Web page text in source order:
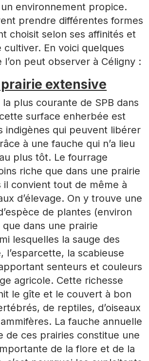
environnement propice.
prendre différentes formes
choisit selon ses affinités et
cultiver. En voici quelques
l’on peut observer à Céligny :
prairie extensive
la plus courante de SPB dans
surface enherbée est
indigènes qui peuvent libérer
à une fauche qui n’a lieu
plus tôt. Le fourrage
riche que dans une prairie
il convient tout de même à
d’élevage. On y trouve une
de plantes (environ
dans une prairie
lesquelles la sauge des
l’esparcette, la scabieuse
senteurs et couleurs
agricole. Cette richesse
le gîte et le couvert à bon
de reptiles, d’oiseaux
La fauche annuelle
de ces prairies constitue une
de la flore et de la